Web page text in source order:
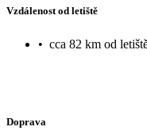
Vzdálenost od letiště
• cca 82 km od
Doprava